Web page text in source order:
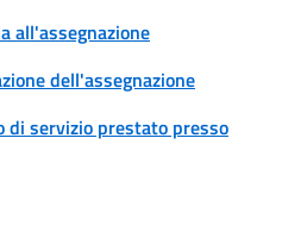
all'assegnazione
dell'assegnazione
di servizio prestato presso